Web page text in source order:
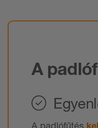
A
A padlófűtés